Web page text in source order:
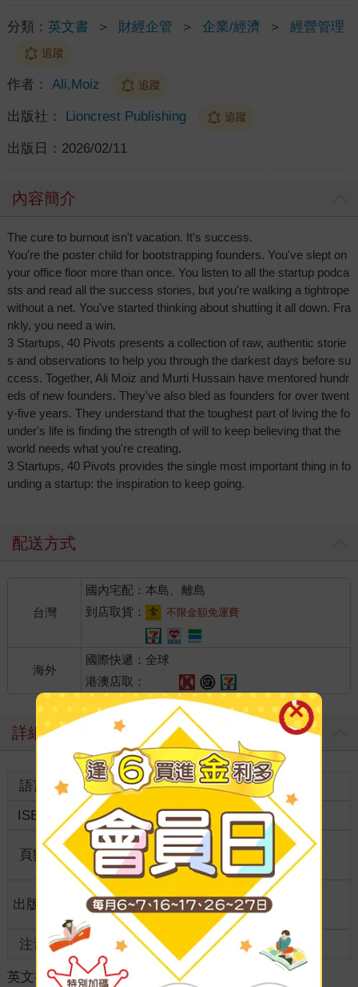
分類： 英文書 ＞ 財經企管 ＞ 企業/經濟 ＞ 經營管理
追蹤
作者： Ali,Moiz 追蹤
出版社： Lioncrest Publishing 追蹤
出版日： 2026/02/11
內容簡介
The cure to burnout isn't vacation. It's success.
You're the poster child for bootstrapping founders. You've slept on
your office floor more than once. You listen to all the startup podca
sts and read all the success stories, but you're walking a tightrope
without a net. You've started thinking about shutting it all down. Fra
nkly, you need a win.
3 Startups, 40 Pivots presents a collection of raw, authentic storie
s and observations to help you through the darkest days before su
ccess. Together, Ali Moiz and Murti Hussain have mentored hundr
eds of new founders. They've also bled as founders for over twent
y-five years. They understand that the toughest part of living the fo
under's life is finding the strength of will to keep believing that the
world needs what you're creating.
3 Startups, 40 Pivots provides the single most important thing in fo
unding a startup: the inspiration to keep going.
配送方式
台灣
國內宅配：本島、離島
到店取貨：
不限金額免運費
海外
國際快遞：全球
港澳店取：
詳細資料
語言 英文 裝訂
紙本平裝
ISBN
9781544551371 分級 普通級
頁數 0
商品規
格
出版地 美國
適讀年
齡
全齡適讀
注音 級別
英文書 ＞ 財經企管 企業/經濟